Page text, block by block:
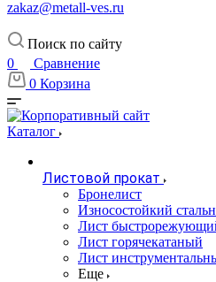
zakaz@metall-ves.ru
Поиск по сайту
0
Сравнение
0 Корзина
Каталог
Листовой прокат
Бронелист
Износостойкий
Лист
Лист горячекатаный
Лист
Еще